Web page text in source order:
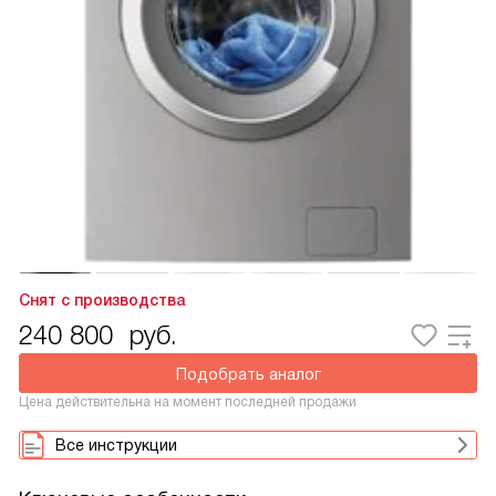
Снят с производства
240 800 руб.
Подобрать аналог
Цена действительна на момент последней продажи
Все инструкции